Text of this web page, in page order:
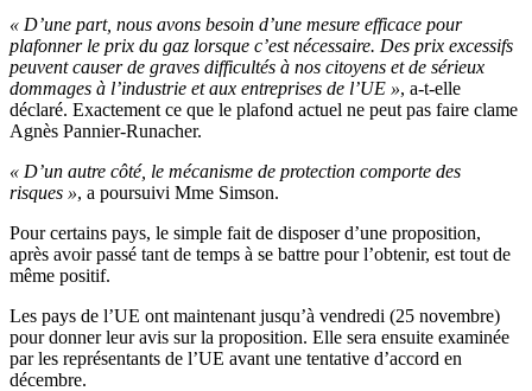
« D’une part, nous avons besoin d’une mesure efficace pour
plafonner le prix du gaz lorsque c’est nécessaire. Des prix excessifs
peuvent causer de graves difficultés à nos citoyens et de sérieux
dommages à l’industrie et aux entreprises de l’UE », a-t-elle
déclaré. Exactement ce que le plafond actuel ne peut pas faire clame
Agnès Pannier-Runacher.
« D’un autre côté, le mécanisme de protection comporte des
risques », a poursuivi Mme Simson.
Pour certains pays, le simple fait de disposer d’une proposition,
après avoir passé tant de temps à se battre pour l’obtenir, est tout de
même positif.
Les pays de l’UE ont maintenant jusqu’à vendredi (25 novembre)
pour donner leur avis sur la proposition. Elle sera ensuite examinée
par les représentants de l’UE avant une tentative d’accord en
décembre.